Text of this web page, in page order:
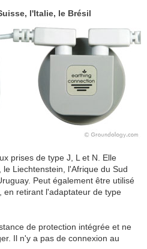
l'Italie, le Brésil
prises de type J, L et N. Elle
Liechtenstein, l'Afrique du Sud
Peut également être utilisé
en retirant l'adaptateur de type
de protection intégrée et ne
Il n'y a pas de connexion au